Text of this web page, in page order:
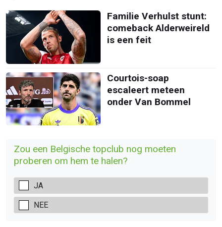
Familie Verhulst stunt:
comeback Alderweireld
is een feit
Courtois-soap
escaleert meteen
onder Van Bommel
Zou een Belgische topclub nog moeten
proberen om hem te halen?
JA
NEE